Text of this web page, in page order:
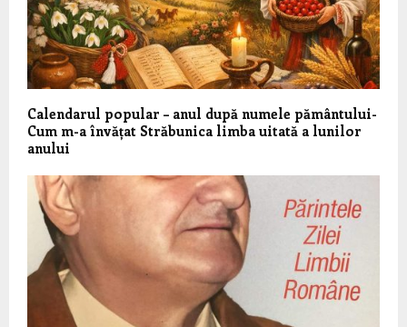
Calendarul popular – anul după numele pământului-
Cum m-a învățat Străbunica limba uitată a lunilor
anului